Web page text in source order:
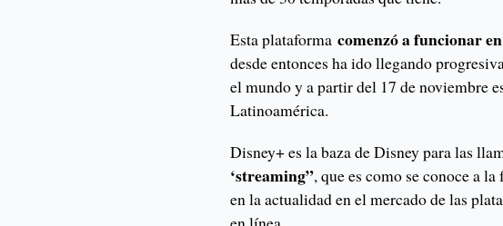
Esta plataformacomenzó a funcionar
desde entonces ha ido llegando
el mundo y a partir del 17 de noviembre
Latinoamérica.
Disney+ es la baza de Disney para las
‘streaming”, que es como se conoce a
en la actualidad en el mercado de las